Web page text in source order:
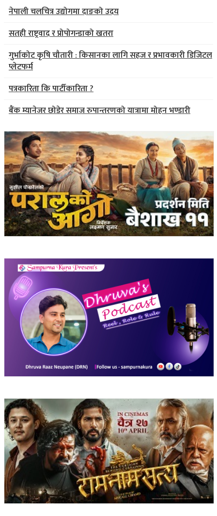
नेपाली चलचित्र उद्योगमा दाङको उदय
सतही राष्ट्रवाद र प्रोपोगन्डाको खतरा
गुर्भाकोट कृषि चौतारी : किसानका लागि सहज र प्रभावकारी डिजिटल
प्लेटफर्म
पत्रकारिता कि पार्टीकारिता ?
बैंक म्यानेजर छोडेर समाज रुपान्तरणको यात्रामा मोहन भण्डारी